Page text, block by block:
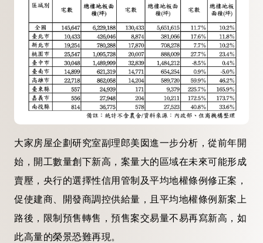
大家房屋企劃研究室副理郎美囡進一步分析，從前年開
始，開工數量創下新高，案量大的區域在未來可能形成
賣壓，央行的選擇性信用管制及平均地權條例修正案，
促使建商、開發商調控供給量，且平均地權條例新案上
路後，限制預售轉售，預售案交易量不易再寫新高，如
此高量的榮景恐難再現。